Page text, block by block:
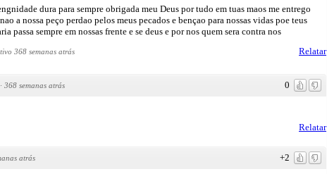
dura para sempre obrigada meu Deus por tudo em tuas maos me entrego
a nossa peço perdao pelos meus pecados e bençao para nossas vidas poe teus
passa sempre em nossas frente e se deus e por nos quem sera contra nos
Relatar
368 semanas atrás
0
· 368 semanas atrás
Relatar
+2
atrás